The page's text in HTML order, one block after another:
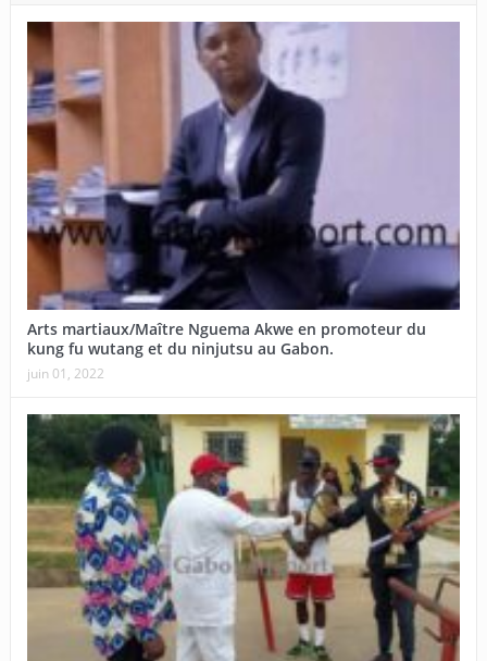
Arts martiaux/Maître Nguema Akwe en promoteur du
kung fu wutang et du ninjutsu au Gabon.
juin 01, 2022